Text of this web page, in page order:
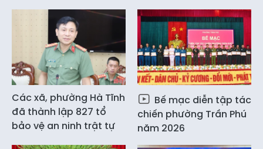
Các xã, phường Hà Tĩnh
đã thành lập 827 tổ
bảo vệ an ninh trật tự
Bế mạc diễn tập tác
chiến phường Trần Phú
năm 2026